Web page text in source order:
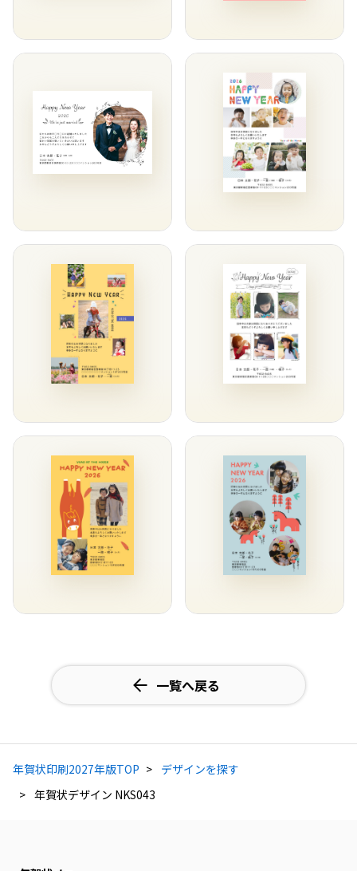
一覧へ戻る
年賀状印刷2027年版TOP
デザインを探す
年賀状デザイン NKS043